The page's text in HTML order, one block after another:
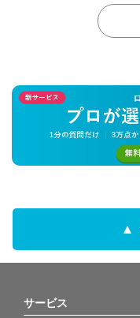
サービス